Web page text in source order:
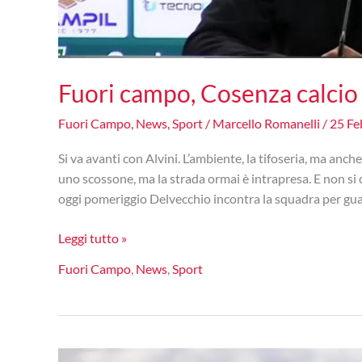
Fuori campo, Cosenza
Fuori Campo, News,Sport / Marcello Romanelli / 25
Si va avanti con Alvini. L’ambiente, la tifoseria, ma
uno scossone, ma la strada ormai è intrapresa. E non
oggi pomeriggio Delvecchio incontra la squadra per
Fuori
Cosenza
si
Leggi tutto »
Fuori Campo, News,Sport